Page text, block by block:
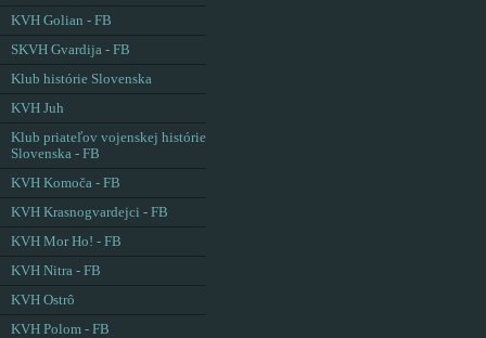
KVH Golian - FB
SKVH Gvardija - FB
Klub histórie Slovenska
KVH Juh
Klub priateľov vojenskej histórie
Slovenska - FB
KVH Komoča - FB
KVH Krasnogvardejci - FB
KVH Mor Ho! - FB
KVH Nitra - FB
KVH Ostrô
KVH Polom - FB